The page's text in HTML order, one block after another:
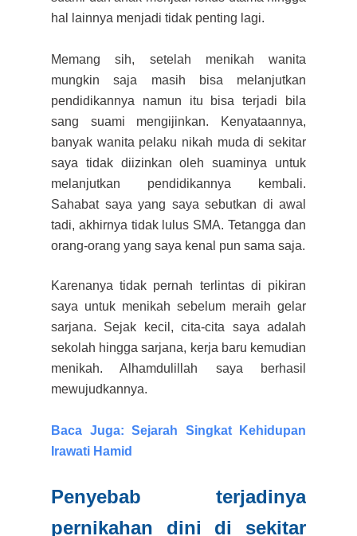
hal lainnya menjadi tidak penting lagi.
Memang sih, setelah menikah wanita
mungkin saja masih bisa melanjutkan
pendidikannya namun itu bisa terjadi bila
sang suami mengijinkan. Kenyataannya,
banyak wanita pelaku nikah muda di sekitar
saya tidak diizinkan oleh suaminya untuk
melanjutkan pendidikannya kembali.
Sahabat saya yang saya sebutkan di awal
tadi, akhirnya tidak lulus SMA. Tetangga dan
orang-orang yang saya kenal pun sama saja.
Karenanya tidak pernah terlintas di pikiran
saya untuk menikah sebelum meraih gelar
sarjana. Sejak kecil, cita-cita saya adalah
sekolah hingga sarjana, kerja baru kemudian
menikah.
Alhamdulillah saya berhasil
mewujudkannya.
Baca Juga: Sejarah Singkat Kehidupan
Irawati Hamid
Penyebab terjadinya
pernikahan dini di sekitar